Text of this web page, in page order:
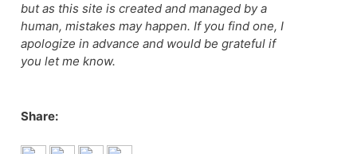
but as this site is created and managed by a
human, mistakes may happen. If you find one, I
apologize in advance and would be grateful if
you let me know.
Share: